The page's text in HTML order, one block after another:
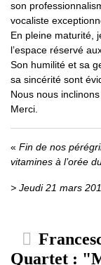
son
vocaliste
En pleine maturité,
l’espace réservé
Son humilité et sa
sa sincérité sont
Nous nous
Merci.
Fin de nos
vitamines à l’orée
> Jeudi 21 mars
Quartet :